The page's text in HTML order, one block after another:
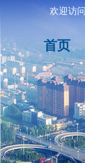
欢迎访
首页